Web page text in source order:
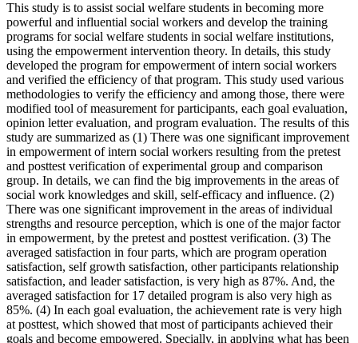
This study is to assist social welfare students in becoming more
powerful and influential social workers and develop the training
programs for social welfare students in social welfare institutions,
using the empowerment intervention theory. In details, this study
developed the program for empowerment of intern social workers
and verified the efficiency of that program. This study used various
methodologies to verify the efficiency and among those, there were
modified tool of measurement for participants, each goal evaluation,
opinion letter evaluation, and program evaluation. The results of this
study are summarized as (1) There was one significant improvement
in empowerment of intern social workers resulting from the pretest
and posttest verification of experimental group and comparison
group. In details, we can find the big improvements in the areas of
social work knowledges and skill, self-efficacy and influence. (2)
There was one significant improvement in the areas of individual
strengths and resource perception, which is one of the major factor
in empowerment, by the pretest and posttest verification. (3) The
averaged satisfaction in four parts, which are program operation
satisfaction, self growth satisfaction, other participants relationship
satisfaction, and leader satisfaction, is very high as 87%. And, the
averaged satisfaction for 17 detailed program is also very high as
85%. (4) In each goal evaluation, the achievement rate is very high
at posttest, which showed that most of participants achieved their
goals and become empowered. Specially, in applying what has been